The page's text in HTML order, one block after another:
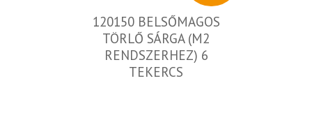
120150 BELSŐMAGOS
TÖRLŐ SÁRGA (M2
RENDSZERHEZ) 6
TEKERCS